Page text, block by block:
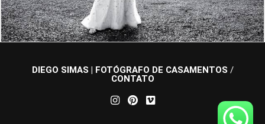
DIEGO SIMAS | FOTÓGRAFO DE CASAMENTOS /
CONTATO